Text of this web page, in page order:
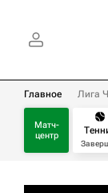
Главное Лига
Матч-
центр